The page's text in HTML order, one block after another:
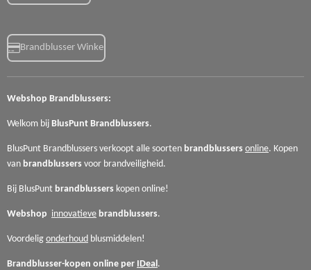
Brandblusser Winkel
Webshop Brandblussers:
Welkom bij BlusPunt Brandblussers.
BlusPunt Brandblussers verkoopt alle soorten brandblussers online. Kopen
van brandblussers voor brandveiligheid.
Bij BlusPunt brandblussers kopen online!
Webshop innovatieve brandblussers.
Voordelig onderhoud blusmiddelen!
Brandblusser-kopen online per IDeal .